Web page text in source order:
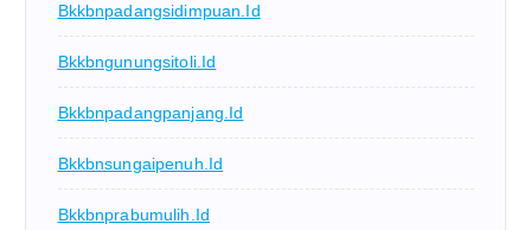
Bkkbnpadangsidimpuan.id
Bkkbngunungsitoli.id
Bkkbnpadangpanjang.id
Bkkbnsungaipenuh.id
Bkkbnprabumulih.id